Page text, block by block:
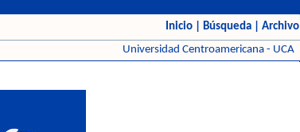
Inicio Búsqueda
Archivo
Universidad Centroamericana - UCA